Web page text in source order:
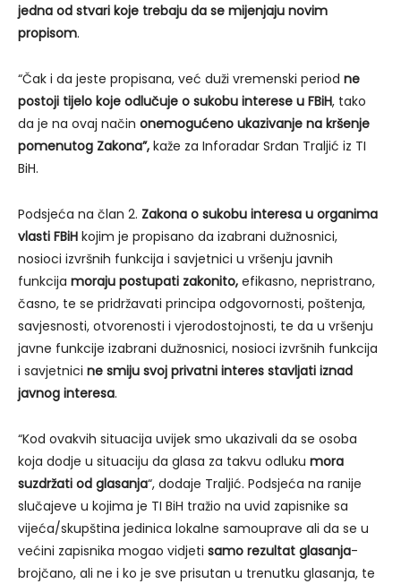
jedna od stvari koje trebaju da se mijenjaju novim
propisom.
“Čak i da jeste propisana, već duži vremenski period ne
postoji tijelo koje odlučuje o sukobu interese u FBiH, tako
da je na ovaj način onemogućeno ukazivanje na kršenje
pomenutog Zakona”, kaže za Inforadar Srđan Traljić iz TI
BiH.
Podsjeća na član 2. Zakona o sukobu interesa u organima
vlasti FBiH kojim je propisano da izabrani dužnosnici,
nosioci izvršnih funkcija i savjetnici u vršenju javnih
funkcija moraju postupati zakonito, efikasno, nepristrano,
časno, te se pridržavati principa odgovornosti, poštenja,
savjesnosti, otvorenosti i vjerodostojnosti, te da u vršenju
javne funkcije izabrani dužnosnici, nosioci izvršnih funkcija
i savjetnici ne smiju svoj privatni interes stavljati iznad
javnog interesa.
“Kod ovakvih situacija uvijek smo ukazivali da se osoba
koja dodje u situaciju da glasa za takvu odluku mora
suzdržati od glasanja“, dodaje Traljić. Podsjeća na ranije
slučajeve u kojima je TI BiH tražio na uvid zapisnike sa
vijeća/skupština jedinica lokalne samouprave ali da se u
većini zapisnika mogao vidjeti samo rezultat glasanja-
brojčano, ali ne i ko je sve prisutan u trenutku glasanja, te